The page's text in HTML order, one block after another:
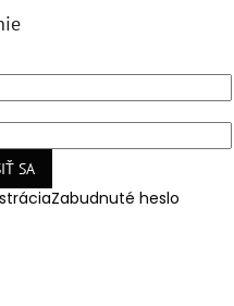
SA
Zabudnuté heslo